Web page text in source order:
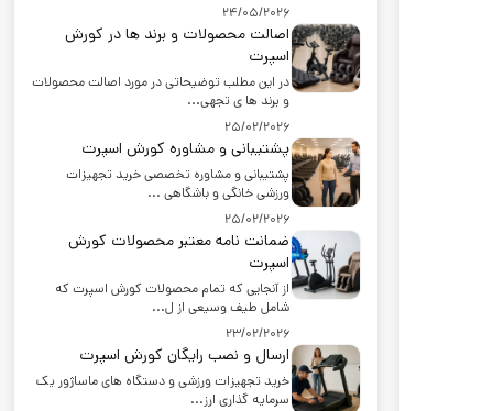
24/05/2026
اصالت محصولات و برند ها در کورش
اسپرت
در این مطلب توضیحاتی در مورد اصالت محصولات
و برند ها ی تجهی...
25/02/2026
پشتیبانی و مشاوره کورش اسپرت
پشتیبانی و مشاوره تخصصی خرید تجهیزات
ورزشی خانگی و باشگاهی ...
25/02/2026
ضمانت نامه معتبر محصولات کورش
اسپرت
از آنجایی که تمام محصولات کورش اسپرت که
شامل طیف وسیعی از ل...
23/02/2026
ارسال و نصب رایگان کورش اسپرت
خرید تجهیزات ورزشی و دستگاه های ماساژور یک
سرمایه گذاری ارز...